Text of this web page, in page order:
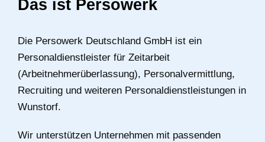
Das ist Persowerk
Die Persowerk Deutschland GmbH ist ein
Personaldienstleister für Zeitarbeit
(Arbeitnehmerüberlassung), Personalvermittlung,
Recruiting und weiteren Personaldienstleistungen in
Wunstorf.
Wir unterstützen Unternehmen mit passenden